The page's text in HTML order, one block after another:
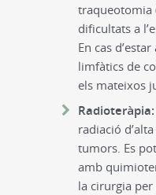
traqueotomia
dificultats a
En cas
limfàtics de
els mateixos
Radioteràpia:
radiació
tumors. Es
amb
la cirurgia